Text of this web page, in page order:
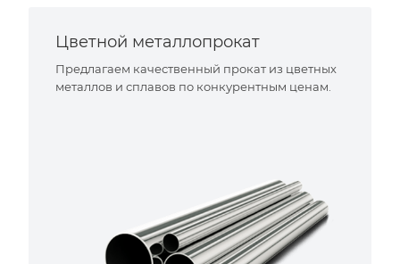
Цветной металлопрокат
Предлагаем качественный прокат из цветных
металлов и сплавов по конкурентным ценам.